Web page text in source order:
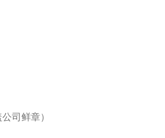
司鲜章）